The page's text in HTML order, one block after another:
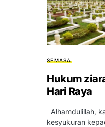
SEMASA
Hukum
Hari Raya
Alhamdulillah,
kesyukuran